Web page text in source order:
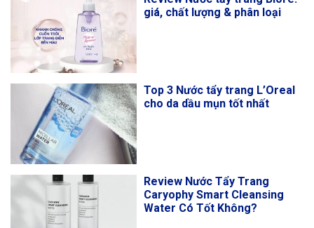
giá, chất lượng & phân loại
Top 3 Nước tẩy trang L’Oreal
cho da dầu mụn tốt nhất
Review Nước Tẩy Trang
Caryophy Smart Cleansing
Water Có Tốt Không?